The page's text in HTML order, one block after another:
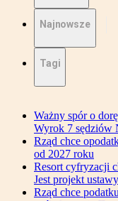
Najnowsze
Tagi
Ważny spór o
Wyrok 7 sędziów
Rząd chce
od 2027 roku
Resort cyfryzacji
Jest projekt ustawy
Rząd chce